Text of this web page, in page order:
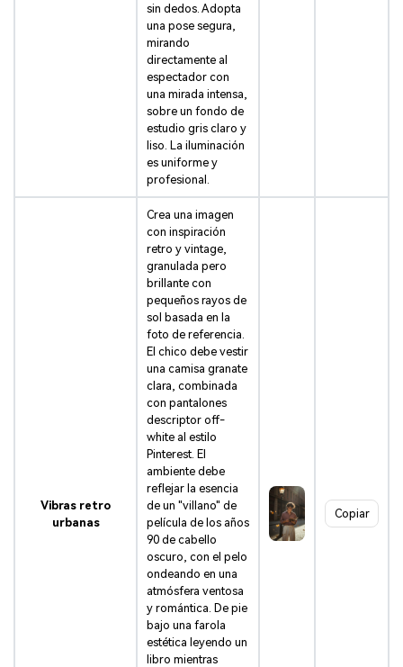
sin dedos. Adopta
una pose segura,
mirando
directamente al
espectador con
una mirada intensa,
sobre un fondo de
estudio gris claro y
liso. La iluminación
es uniforme y
profesional.
Vibras retro
urbanas
Crea una imagen
con inspiración
retro y vintage,
granulada pero
brillante con
pequeños rayos de
sol basada en la
foto de referencia.
El chico debe vestir
una camisa granate
clara, combinada
con pantalones
descriptor off-
white al estilo
Pinterest. El
ambiente debe
reflejar la esencia
de un "villano" de
película de los años
90 de cabello
oscuro, con el pelo
ondeando en una
atmósfera ventosa
y romántica. De pie
bajo una farola
estética leyendo un
libro mientras
Copiar